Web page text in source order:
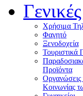
Χρήσιμα
Φαγητό
Ξενοδοχεία
Τουριστικά
Προϊόντα
Οργανώσεις
Κοινωνίας